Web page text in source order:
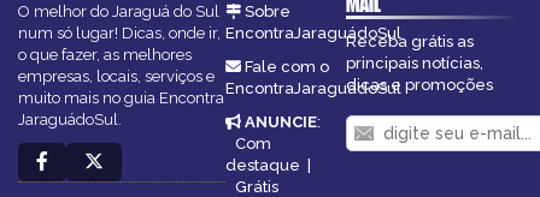
O melhor do Jaraguá do Sul
num só lugar! Dicas, onde ir,
o que fazer, as melhores
empresas, locais, serviços e
muito mais no guia Encontra
JaraguádoSul.
Sobre
EncontraJaraguádoSul
Fale com o
EncontraJaraguádoSul
ANUNCIE:
Com
destaque |
Grátis
Receba grátis as
principais notícias,
dicas e promoções